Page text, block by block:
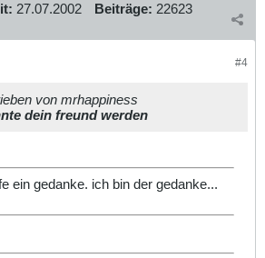
27.07.2002 Beiträge: 22623
#4
von mrhappiness
dein freund werden
ein gedanke. ich bin der gedanke...